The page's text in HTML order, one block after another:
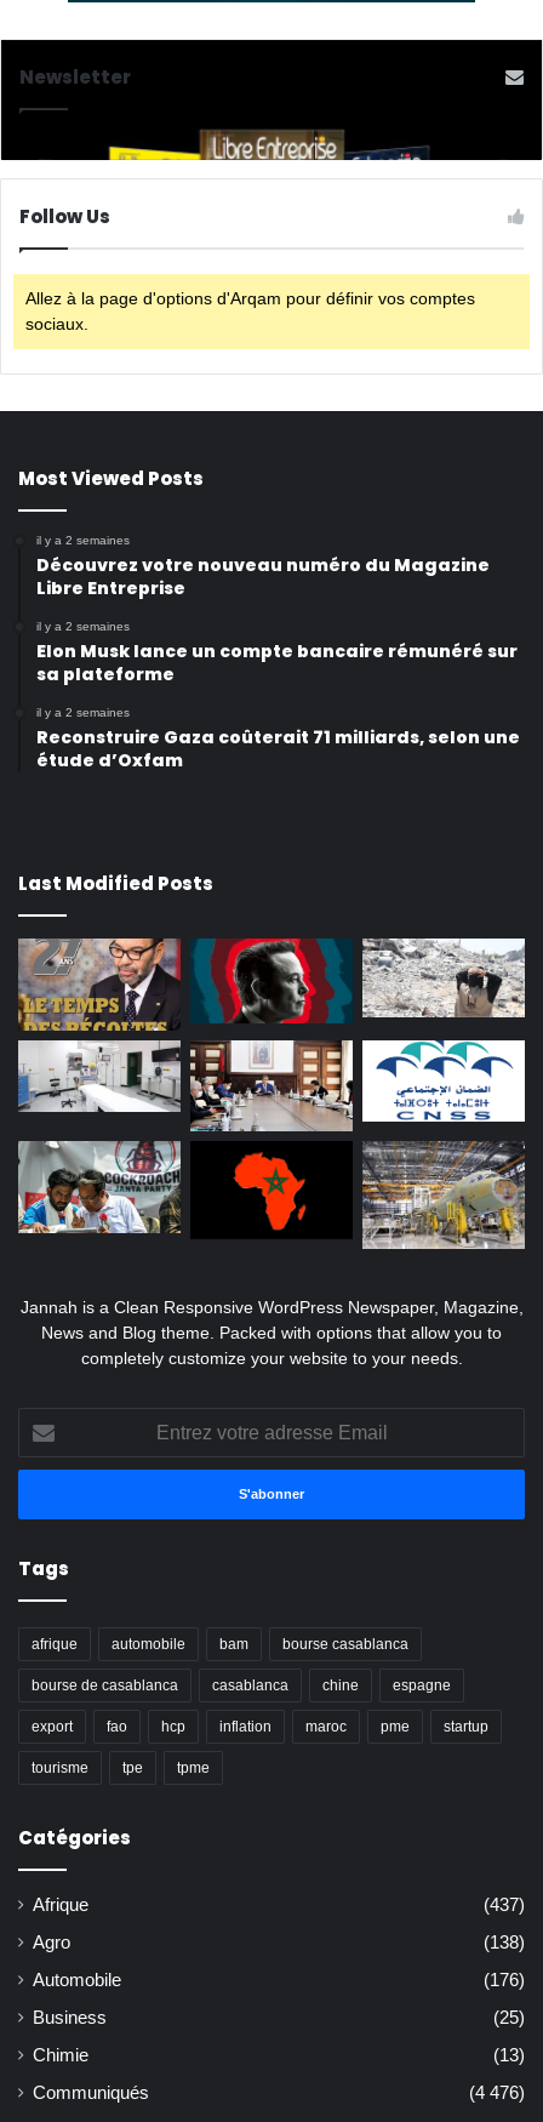
Newsletter
Follow Us
Allez à la page d'options d'Arqam pour définir vos comptes
sociaux.
Most Viewed Posts
il y a 2 semaines
Découvrez votre nouveau numéro du Magazine
Libre Entreprise
il y a 2 semaines
Elon Musk lance un compte bancaire rémunéré sur
sa plateforme
il y a 2 semaines
Reconstruire Gaza coûterait 71 milliards, selon une
étude d’Oxfam
Last Modified Posts
Jannah is a Clean Responsive WordPress Newspaper, Magazine,
News and Blog theme. Packed with options that allow you to
completely customize your website to your needs.
votre
adresse
Tags
afrique automobile bam bourse casablanca
bourse de casablanca casablanca chine espagne
export fao hcp inflation maroc pme startup
tourisme tpe tpme
Catégories
Afrique
(437)
Agro
(138)
Automobile
(176)
Business
(25)
Chimie
(13)
Communiqués
(4 476)